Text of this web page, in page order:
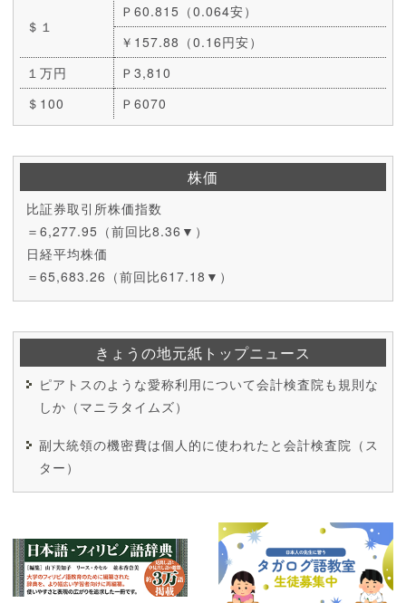
＄１
Ｐ60.815（0.064安）
￥157.88（0.16円安）
１万円
Ｐ3,810
＄100
Ｐ6070
株価
比証券取引所株価指数
＝6,277.95（前回比8.36▼）
日経平均株価
＝65,683.26（前回比617.18▼）
きょうの地元紙トップニュース
ピアトスのような愛称利用について会計検査院も規則な
しか（マニラタイムズ）
副大統領の機密費は個人的に使われたと会計検査院（ス
ター）